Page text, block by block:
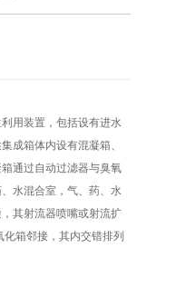
用装置，包括设有进水
成箱体内设有混凝箱、
通过自动过滤器与臭氧
水混合室，气、药、水
其射流器喷嘴或射流扩
箱邻接，其内交错排列